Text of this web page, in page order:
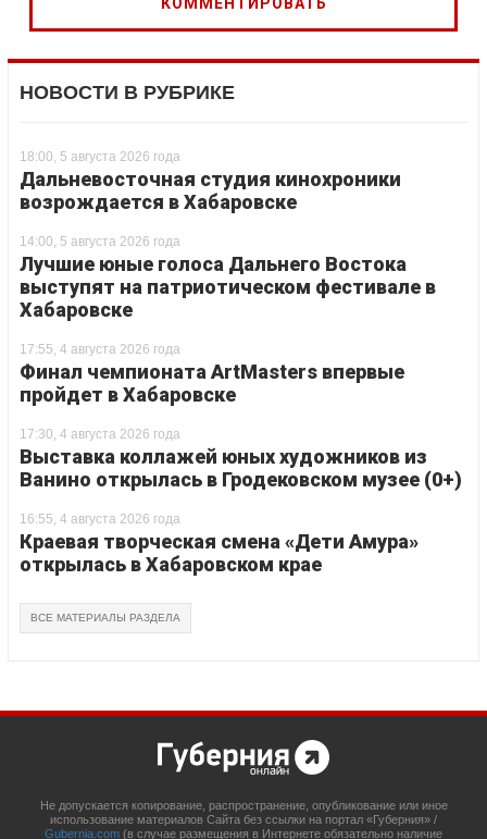
НОВОСТИ В РУБРИКЕ
18:00, 5 августа 2026 года
Дальневосточная студия кинохроники
возрождается в Хабаровске
14:00, 5 августа 2026 года
Лучшие юные голоса Дальнего Востока
выступят на патриотическом фестивале в
Хабаровске
17:55, 4 августа 2026 года
Финал чемпионата ArtMasters впервые
пройдет в Хабаровске
17:30, 4 августа 2026 года
Выставка коллажей юных художников из
Ванино открылась в Гродековском музее (0+)
16:55, 4 августа 2026 года
Краевая творческая смена «Дети Амура»
открылась в Хабаровском крае
ВСЕ МАТЕРИАЛЫ РАЗДЕЛА
Не допускается копирование, распространение, опубликование или иное
использование материалов Сайта без ссылки на портал «Губерния» /
Gubernia.com (в случае размещения в Интернете обязательно наличие